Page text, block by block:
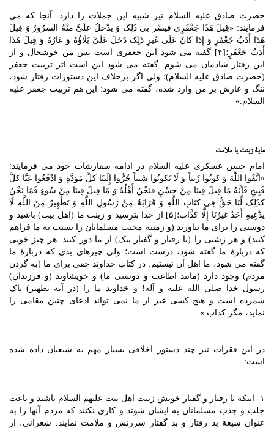
حضرت صادق علیه السلام نیز شبیه این جملات را دارد. آنجا که می
فرمایند: «قِیلَ هَذَا جَعْفَرِی فیسّر بی ذَلِک وَ یدْخلُ علَیَّ منْهُ السرُورُ وَ قِیلَ
هَذَا أَدَبُ جَعْفَرٍ وَ إِذَا کانَ عَلَی غَیرِ ذَلِک دَخَلَ عَلَیَّ بَلَاؤُهُ وَ عَارُهُ وَ قِیلَ هَذَا
أَدَبُ جَعْفَرٍ؛[۴] گفته می شود این جعفری است پس من خوشحال و از
این رفتار شادمان می شوم. گفته می شود این است اثر تربیت جعفر
(حضرت صادق علیه السلام)؛ ولی اگر برخلاف این دستورات رفتار شود،
ننگ و عارش بر من وارد شده، گفته می شود: این هم تربیت جعفر علیه
السلام.»
مایۀ زینت یا ملامت
امام حسن عسکری علیه السلام در ادامه سفارشات خود می فرمایند:
«اتَّقُوا اللَّهَ وَ کونُوا زَیناً وَ لَا تَکونُوا شَیناً جُرُّوا إِلَینَا کلَّ مَوَدَّةٍ وَ ادْفَعُوا عَنَّا کلَّ
قَبِیحٍ فَإِنَّهُ مَا قِیلَ فِینَا مِنْ حسْنٍ فنَحْنُ أَهْلُهُ وَ مَا قِیلَ فِینَا مِنْ سُوءٍ فَمَا نَحْنُ
کذَلِک لَنَا حَقٌّ فِی کتَابِ اللَّهِ وَ قَرَابَةٌ مِنْ رَسُولِ اللَّهِ وَ تَطْهِیرٌ مِنَ اللَّهِ لَا
یدَّعِیهِ أَحَدٌ غیرُنَا إِلَّا کذَّاب؛[۵] از خدا بترسید و زینت ما (اهل بیت) باشید و
دوستی را برای ما بیاورید (و زمینة محبت مسلمانان را نسبت به ما فراهم
کنید) و هر زشتی را (با رفتار و گفتار نیک) از ما دور کنید. هر چیز خوبی
که دربارۀ ما گفته شود، درست است؛ ولی چیزهای بدی که دربارۀ ما
گفته می شود، ما اهل آن نیستیم. در کتاب خداوند حقی برای ما (به گردن
مردم) وجود دارد (مانند اطاعت و دوستی ما) و خویشاوند (و فرزندان)
رسول خدا صلی الله علیه و آله! و خداوند ما را (در آیه تطهیر) پاک
شمرده است و هیچ کسی غیر از ما نمی تواند ادعای چنین مقامی را
نماید، مگر کذاب.»
در این فقرات نیز چند دستور اخلاقی بسیار مهم به شیعیان داده شده
است:
۱- اینکه با رفتار و گفتار خویش زینت اهل بیت علیهم السلام باشند و باعث
جلب و جذب مسلمانان به ایشان شوند و کاری نکنند که مردم آنها را به
عنوان شیعة بد رفتار و بد گفتار سرزنش و ملامت نمایند. شعرانی، از